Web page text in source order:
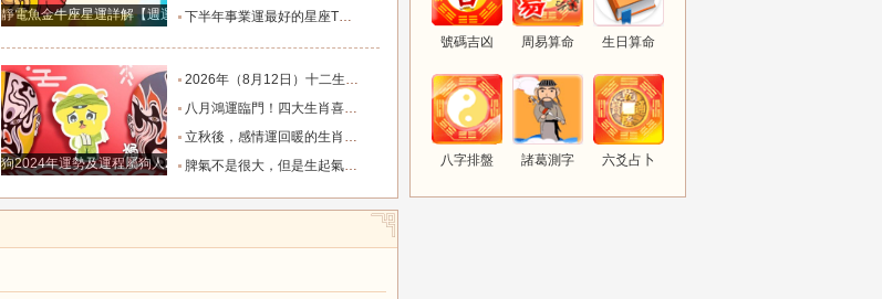
靜電魚金牛座星運詳解【週運2024年12月9日-12月15日】
下半年事業運最好的星座TOP4_獅子座_木星_天蠍座
狗2024年運勢及運程屬狗人2024運勢好嗎
2026年（8月12日）十二生肖最棒運勢播報_龍的_財富_方面
八月鴻運臨門！四大生肖喜事紮堆來襲，下半年一路順風順水到底_避雷_要點_合作
立秋後，感情運回暖的生肖TOP3_單身_放平_申金
脾氣不是很大，但是生起氣來很難哄的五大星座女_女性_情緒_給予
號碼吉凶 周易算命 生日算命
八字排盤 諸葛測字 六爻占卜